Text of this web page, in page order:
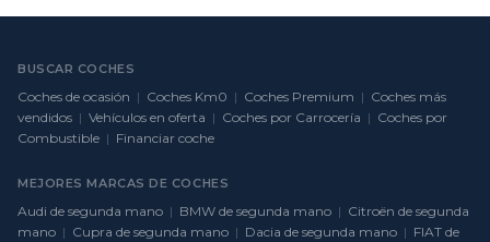
BUSCAR COCHES
Coches de ocasión | Coches Km0 | Coches Premium | Coches más
vendidos | Vehículos en oferta | Coches por Carrocería | Coches por
Combustible | Financiar coche
MEJORES MARCAS DE COCHES
Audi de segunda mano | BMW de segunda mano | Citroën de segunda
mano | Cupra de segunda mano | Dacia de segunda mano | FIAT de